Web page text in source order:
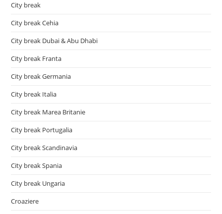
City break
City break Cehia
City break Dubai & Abu Dhabi
City break Franta
City break Germania
City break Italia
City break Marea Britanie
City break Portugalia
City break Scandinavia
City break Spania
City break Ungaria
Croaziere